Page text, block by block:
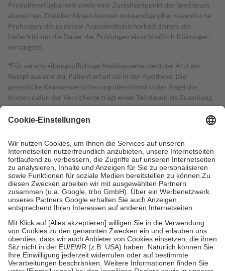
Produktverfügbarkeit sowie vom Zustellzeitpunkt des Spediteurs
abweichen. Darüber hinaus können notwendige pharmazeutische
Prüfungen, die zu deiner Arzneimittelsicherheit dienen, die
Lieferfrist um die Dauer der Prüfungen einschließlich Klärungen
verlängern.
4Für verschreibungspflichtige Medikamente stellt der Arzt ein
Rezept aus und der Patient erhält sie in der Apotheke. Die
gesetzliche Krankenversicherung übernimmt in der Regel die
Kosten dafür, der Versicherte trägt einen Teil davon als Zuzahlung
mit.
Grundsätzlich leisten Mitglieder Zuzahlungen in Höhe von zehn
höchstens zehn Euro.
Es sind jedoch nie mehr als die tatsächlichen
Kosten der Leistung zu entrichten.
Diese Regeln gelten grundsätzlich auch für Online-Apotheken.
Bei Heilmitteln und häuslicher Krankenpflege beträgt die
Zuzahlung zehn Prozent der Kosten sowie zehn Euro je
Verordnung.
Um das Engagement der Versicherten für ihre eigene Gesundheit zu
stärken und die besondere Stellung der Familie zu unterstützen,
fallenkeine Zuzahlungenan bei:
• Kindern und Jugendlichen bis zum vollendeten 18. Lebensjahr
mit Ausnahme der Fahrkosten
• Untersuchungen zur Vorsorge und Früherkennung, die von der
GKV getragen werden